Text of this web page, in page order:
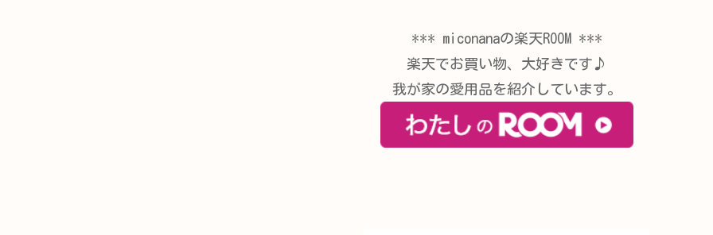
*** miconanaの楽天ROOM ***
楽天でお買い物、大好きです♪
我が家の愛用品を紹介しています。